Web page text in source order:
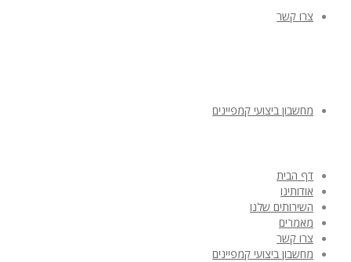
צרו קשר
מחשבון ביצועי קמפיינים
דף הבית
אודותינו
השירותים שלנו
מאמרים
צרו קשר
מחשבון ביצועי קמפיינים